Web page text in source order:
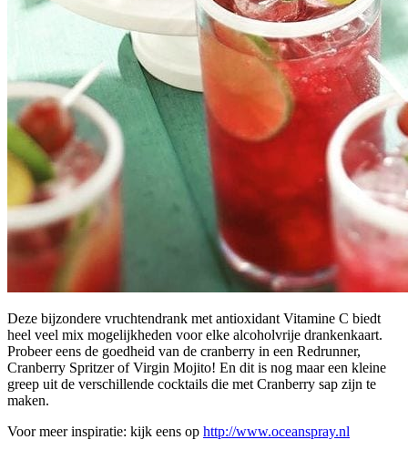
Deze bijzondere vruchtendrank met antioxidant Vitamine C biedt
heel veel mix mogelijkheden voor elke alcoholvrije drankenkaart.
Probeer eens de goedheid van de cranberry in een Redrunner,
Cranberry Spritzer of Virgin Mojito! En dit is nog maar een kleine
greep uit de verschillende cocktails die met Cranberry sap zijn te
maken.
Voor meer inspiratie: kijk eens op http://www.oceanspray.nl